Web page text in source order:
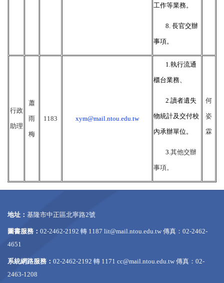
工作等業務。
8. 長官交辦
事項。
行政
助理
蕭
雨
梅
1183 xym@mail.ntou.edu.tw
1.執行流通
櫃台業務、
2.讀者遺失
物統計及交付校
內承辦單位。
3.其他交辦
事項。
何
姿
霖
地址： 基隆市中正區北寧路2號
圖書服務： 02-2462-2192 轉 1187 lit@mail.ntou.edu.tw 傳真：02-2462-
4651
系統網路服務： 02-2462-2192 轉 1171 cc@mail.ntou.edu.tw 傳真：02-
2463-1208